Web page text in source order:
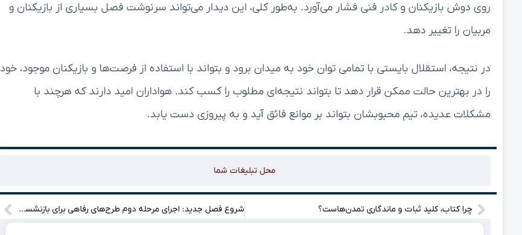
روی دوش بازیکنان و کادر فنی فشار می‌آورد. به‌طور کلی، این دیدار می‌تواند سرنوشت فصل بسیاری از بازیکنان و
مربیان را تغییر دهد.
در نتیجه، استقلال بایستی با تمامی توان خود به میدان برود و بتواند با استفاده از فرصت‌ها و بازیکنان موجود، خود
را در بهترین حالت ممکن قرار دهد تا بتواند نتیجه‌ای مطلوب را کسب کند. هواداران امید دارند که هرچند با
مشکلات عدیده، تیم محبوبشان بتواند بر موانع فائق آید و به پیروزی دست یابد.
محل تبلیغات شما
چرا کتاب، کلید ثبات و ماندگاری تمدن‌هاست؟ شروع فصل جدید: اجرای مرحله دوم طرح‌های رفاهی برای بازنشستگان کشور